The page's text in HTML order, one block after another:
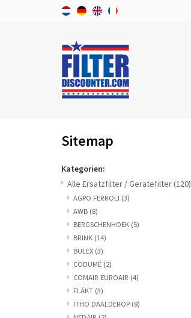
Sitemap
Kategorien:
Alle Ersatzfilter / Gerätefilter(120)
AGPO FERROLI (3)
AWB (8)
BERGSCHENHOEK (5)
BRINK (14)
BULEX (3)
CODUMÉ (2)
COMAIR EUROAIR (4)
FLÄKT (3)
ITHO DAALDEROP (8)